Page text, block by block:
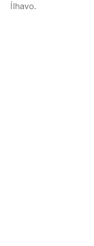
Ílhavo.